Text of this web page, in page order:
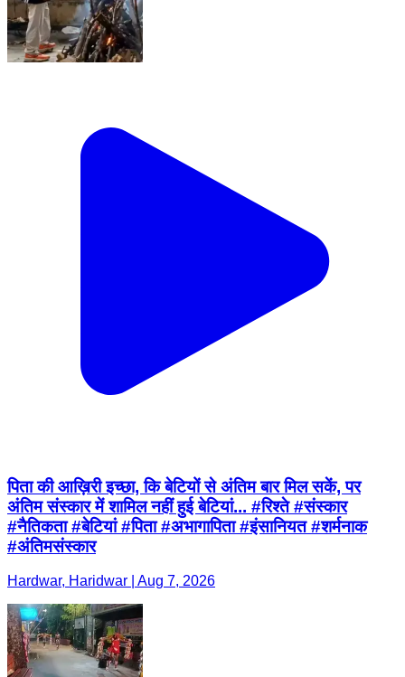
पिता की आख़िरी इच्छा, कि बेटियों से अंतिम बार मिल सकें, पर
अंतिम संस्कार में शामिल नहीं हुई बेटियां... #रिश्ते #संस्कार
#नैतिकता #बेटियां #पिता #अभागापिता #इंसानियत #शर्मनाक
#अंतिमसंस्कार
Hardwar, Haridwar | Aug 7, 2026